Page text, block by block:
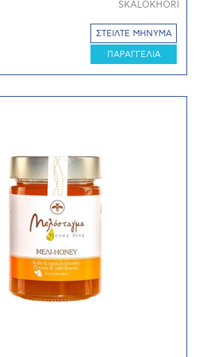
SKALOKHORI
ΣΤΕΙΛΤΕ ΜΗΝΥΜΑ
ΠΑΡΑΓΓΕΛΙΑ